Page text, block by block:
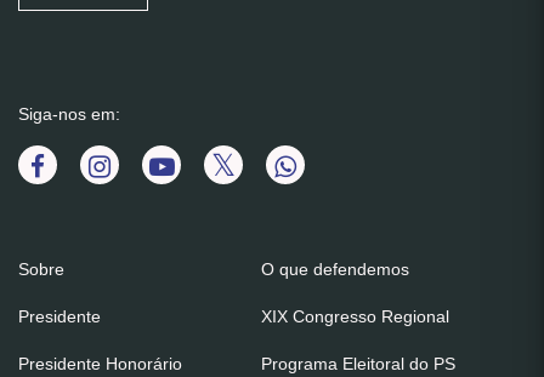
Siga-nos em:
Sobre
Presidente
Presidente Honorário
O que defendemos
XIX Congresso Regional
Programa Eleitoral do PS